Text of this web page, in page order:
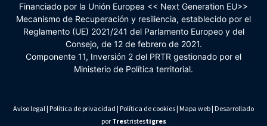
Financiado por la Unión Europea << Next Generation EU>>
Mecanismo de Recuperación y resiliencia, establecido por el
Reglamento (UE) 2021/241 del Parlamento Europeo y del
Consejo, de 12 de febrero de 2021.
Componente 11, Inversión 2 del PRTR gestionado por el
Ministerio de Política territorial.
Aviso legal | Política de privacidad | Política de cookies| Mapa web| Desarrollado
por Trestristestigres